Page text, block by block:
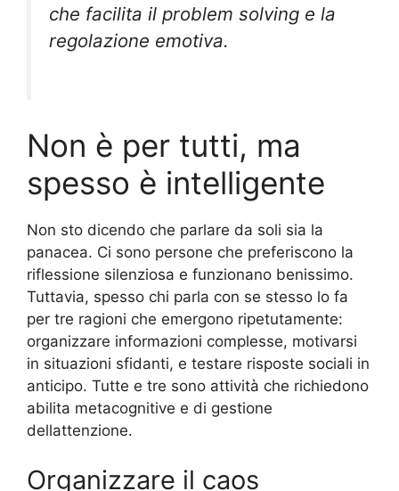
che facilita il problem solving e la
regolazione emotiva.
Non è per tutti, ma
spesso è intelligente
Non sto dicendo che parlare da soli sia la
panacea. Ci sono persone che preferiscono la
riflessione silenziosa e funzionano benissimo.
Tuttavia, spesso chi parla con se stesso lo fa
per tre ragioni che emergono ripetutamente:
organizzare informazioni complesse, motivarsi
in situazioni sfidanti, e testare risposte sociali in
anticipo. Tutte e tre sono attività che richiedono
abilita metacognitive e di gestione
dellattenzione.
Organizzare il caos